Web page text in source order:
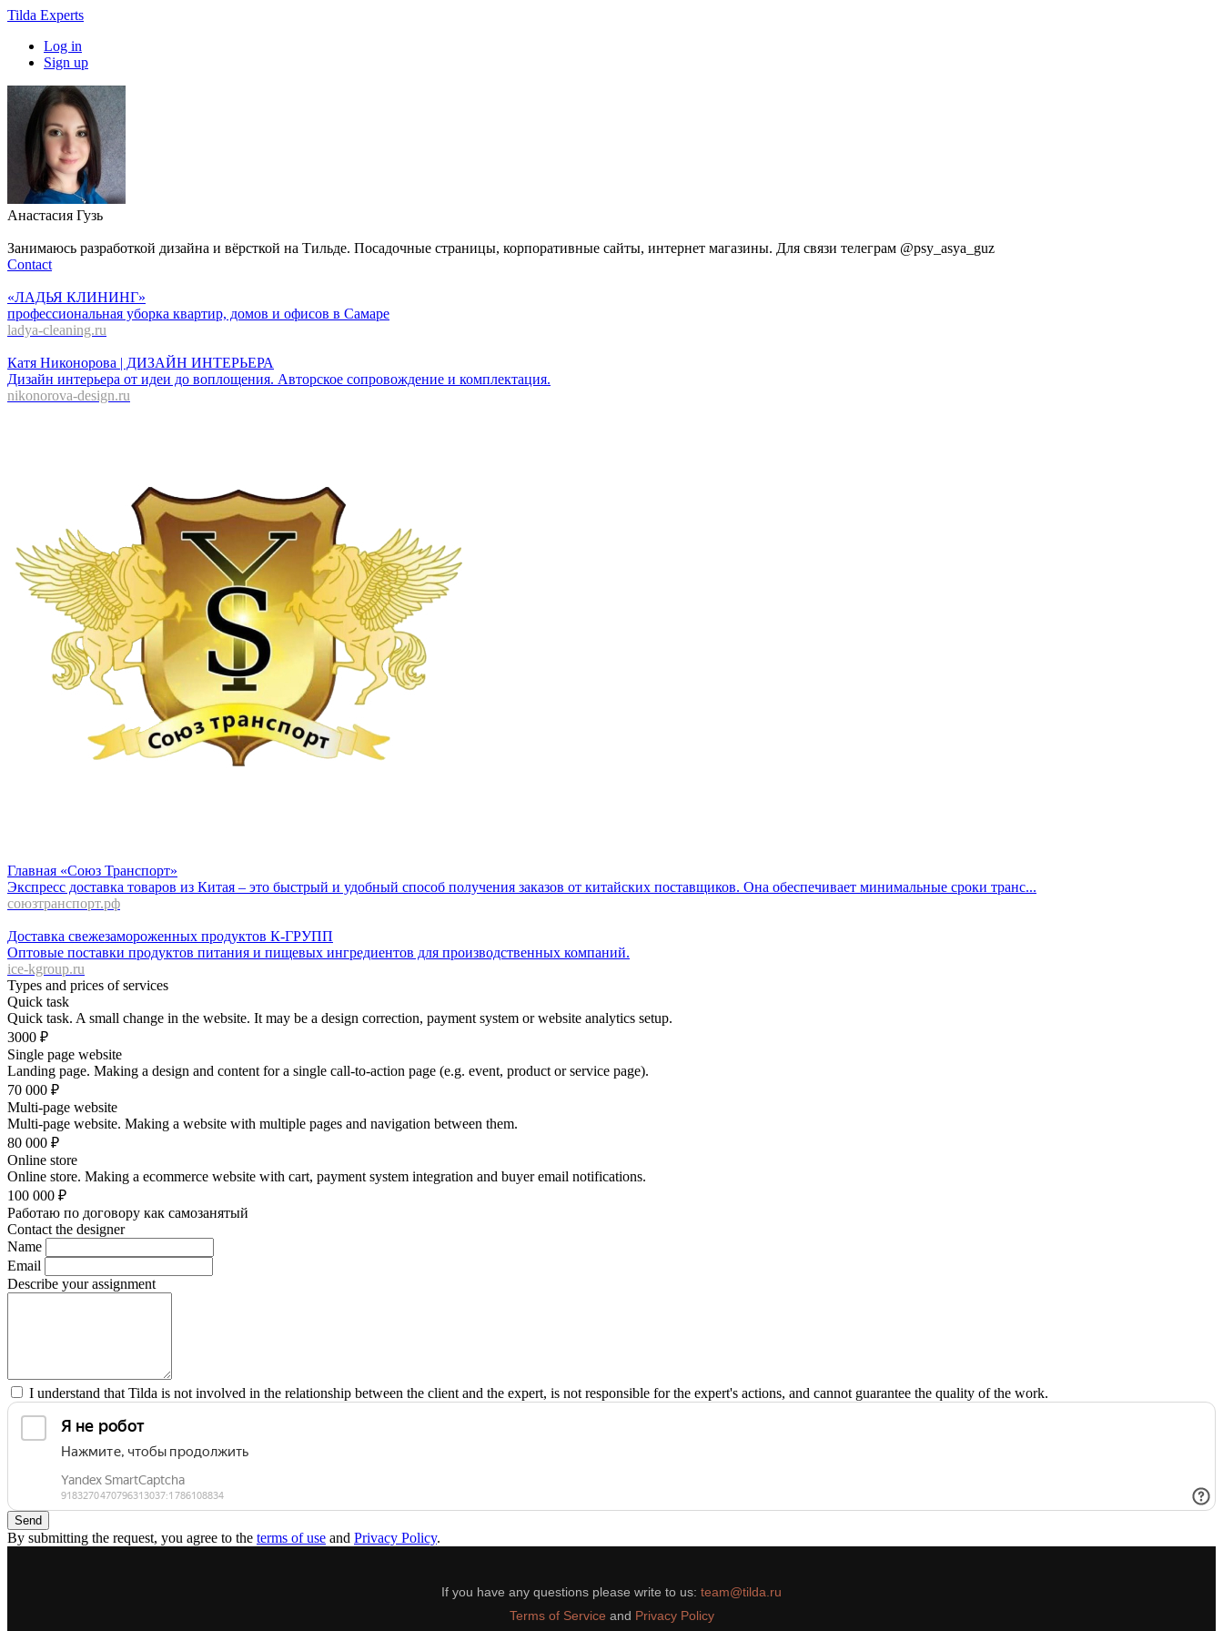
Tilda Experts
Log in
Sign up
Анастасия Гузь
Занимаюсь разработкой дизайна и вёрсткой на Тильде. Посадочные страницы, корпоративные сайты, интернет магазины. Для связи телеграм @psy_asya_guz
Contact
«ЛАДЬЯ КЛИНИНГ»
профессиональная уборка квартир, домов и офисов в Самаре
ladya-cleaning.ru
Катя Никонорова | ДИЗАЙН ИНТЕРЬЕРА
Дизайн интерьера от идеи до воплощения. Авторское сопровождение и комплектация.
nikonorova-design.ru
Главная «Союз Транспорт»
Экспресс доставка товаров из Китая – это быстрый и удобный способ получения заказов от китайских поставщиков. Она обеспечивает минимальные сроки транс...
союзтранспорт.рф
Доставка свежезамороженных продуктов К-ГРУПП
Оптовые поставки продуктов питания и пищевых ингредиентов для производственных компаний.
ice-kgroup.ru
Types and prices of services
Quick task
Quick task. A small change in the website. It may be a design correction, payment system or website analytics setup.
3000 ₽
Single page website
Landing page. Making a design and content for a single call-to-action page (e.g. event, product or service page).
70 000 ₽
Multi-page website
Multi-page website. Making a website with multiple pages and navigation between them.
80 000 ₽
Online store
Online store. Making a ecommerce website with cart, payment system integration and buyer email notifications.
100 000 ₽
Работаю по договору как самозанятый
Contact the designer
Name
Email
Describe your assignment
I understand that Tilda is not involved in the relationship between the client and the expert, is not responsible for the expert's actions, and cannot guarantee the quality of the work.
Send
By submitting the request, you agree to the terms of use and Privacy Policy.
If you have any questions please write to us: team@tilda.ru
Terms of Service and Privacy Policy